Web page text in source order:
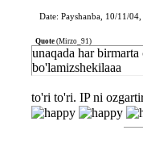
Date: Payshanba, 10/11/
Quote (Mirzo_91 )
unaqada har
bo'lamizshekilaaa
to'ri to'ri. IP ni